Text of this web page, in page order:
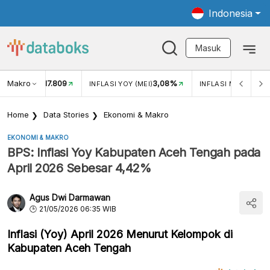
Indonesia
Masuk
Makro
USD/IDR 17.809 INFLASI YOY (MEI)3,08% INFLASI MOM (MEI)
Home Data Stories Ekonomi & Makro
EKONOMI & MAKRO
BPS: Inflasi Yoy Kabupaten Aceh Tengah pada
April 2026 Sebesar 4,42%
Agus Dwi Darmawan
21/05/2026 06:35 WIB
Inflasi (Yoy) April 2026 Menurut Kelompok di
Kabupaten Aceh Tengah